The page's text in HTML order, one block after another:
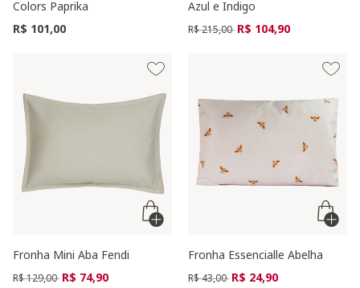
Colors Paprika
R$ 101,00
Azul e Indigo
Preço reduzido de
R$ 215,00 para
R$ 104,90
Fronha Mini Aba Fendi
Preço reduzido de
R$ 129,00 para
R$ 74,90
Fronha Essencialle Abelha
Preço reduzido de
R$ 43,00 para
R$ 24,90